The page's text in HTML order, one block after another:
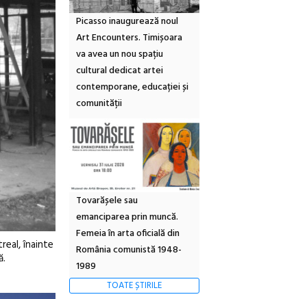
înainte
Picasso inaugurează noul
Art Encounters. Timișoara
va avea un nou spațiu
cultural dedicat artei
contemporane, educației și
comunității
Tovarășele sau
emanciparea prin muncă.
Femeia în arta oficială din
România comunistă 1948-
1989
TOATE ȘTIRILE